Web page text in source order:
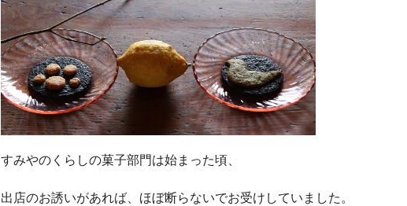
すみやのくらしの菓子部門は始まった頃、
出店のお誘いがあれば、ほぼ断らないでお受けしていました。